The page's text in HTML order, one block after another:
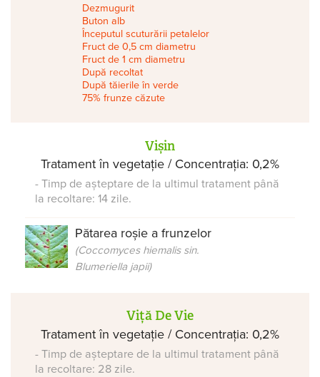
Dezmugurit
Buton alb
Începutul scuturării petalelor
Fruct de 0,5 cm diametru
Fruct de 1 cm diametru
După recoltat
După tăierile în verde
75% frunze căzute
Vișin
Tratament în vegetație / Concentrația: 0,2%
- Timp de așteptare de la ultimul tratament până
la recoltare: 14 zile.
Pătarea roșie a frunzelor
(Coccomyces hiemalis sin.
Blumeriella japii)
Viță De Vie
Tratament în vegetație / Concentrația: 0,2%
- Timp de așteptare de la ultimul tratament până
la recoltare: 28 zile.